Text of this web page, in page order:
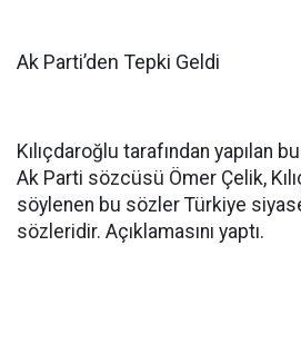
Ak Parti’den Tepki Geldi
Kılıçdaroğlu tarafından yapılan
Ak Parti sözcüsü Ömer Çelik,
söylenen bu sözler Türkiye
sözleridir. Açıklamasını yaptı.